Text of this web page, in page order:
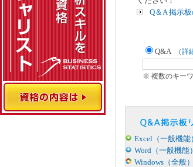
Q＆A 掲示
Q&A （詳
※ 複数のキー
Excel（一般機能
Word（一般機能）
Windows（全般）